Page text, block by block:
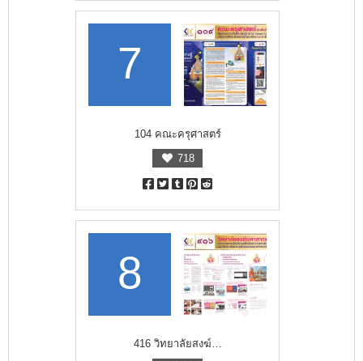
7
104 คณะครุศาสตร์
718
8
416 วิทยาลัยสงฆ์…